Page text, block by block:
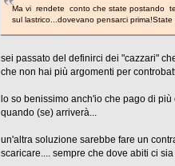
Ma vi rendete conto che state postando
sul lastrico...dovevano pensarci
sei passato del definirci dei "cazzari"
che non hai più argomenti per
lo so benissimo anch'io che pago di
quando (se) arriverà...
un'altra soluzione sarebbe fare un
scaricare.... sempre che dove abiti ci